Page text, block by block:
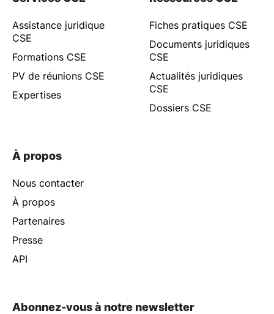
Assistance juridique
CSE
Formations CSE
PV de réunions CSE
Expertises
Fiches pratiques CSE
Documents juridiques
CSE
Actualités juridiques
CSE
Dossiers CSE
À propos
Nous contacter
À propos
Partenaires
Presse
API
Abonnez-vous à notre newsletter